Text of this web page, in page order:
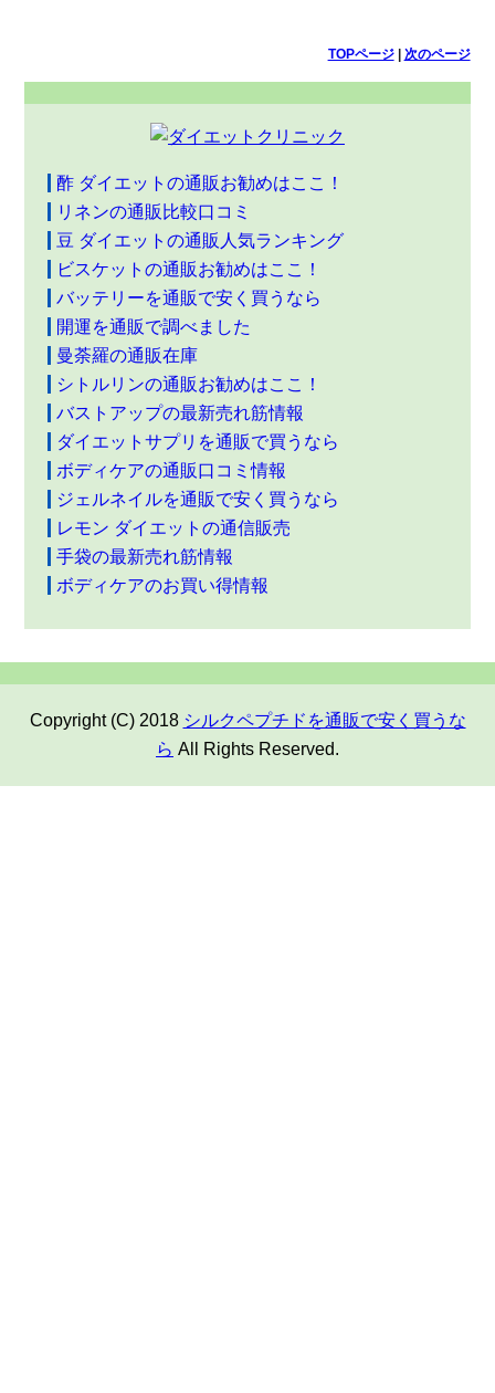
TOPページ| 次のページ
酢 ダイエットの通販お勧めはここ！
リネンの通販比較口コミ
豆 ダイエットの通販人気ランキング
ビスケットの通販お勧めはここ！
バッテリーを通販で安く買うなら
開運を通販で調べました
曼荼羅の通販在庫
シトルリンの通販お勧めはここ！
バストアップの最新売れ筋情報
ダイエットサプリを通販で買うなら
ボディケアの通販口コミ情報
ジェルネイルを通販で安く買うなら
レモン ダイエットの通信販売
手袋の最新売れ筋情報
ボディケアのお買い得情報
Copyright (C) 2018 シルクペプチドを通販で安く買うな
ら All Rights Reserved.